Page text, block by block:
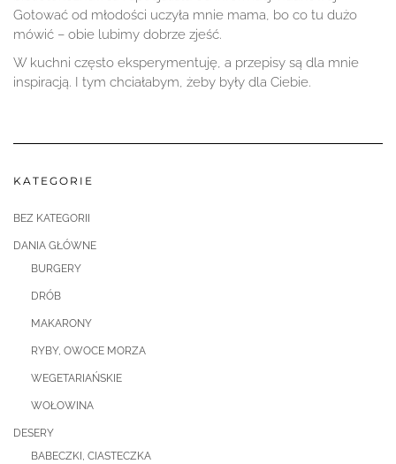
Gotować od młodości uczyła mnie mama, bo co tu dużo
mówić – obie lubimy dobrze zjeść.
W kuchni często eksperymentuję, a przepisy są dla mnie
inspiracją. I tym chciałabym, żeby były dla Ciebie.
KATEGORIE
BEZ KATEGORII
DANIA GŁÓWNE
BURGERY
DRÓB
MAKARONY
RYBY, OWOCE MORZA
WEGETARIAŃSKIE
WOŁOWINA
DESERY
BABECZKI, CIASTECZKA